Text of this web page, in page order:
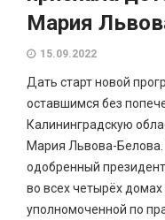
Мария
15.09.2022
Дать старт новой
оставшимся без
Калининградскую
Мария Львова-Белова.
одобренный
во всех четырёх
уполномоченной по